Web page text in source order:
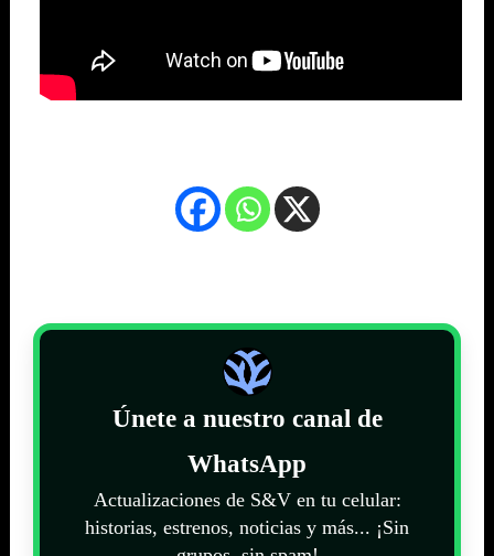
Únete a nuestro canal de
WhatsApp
Actualizaciones de S&V en tu celular:
historias, estrenos, noticias y más... ¡Sin